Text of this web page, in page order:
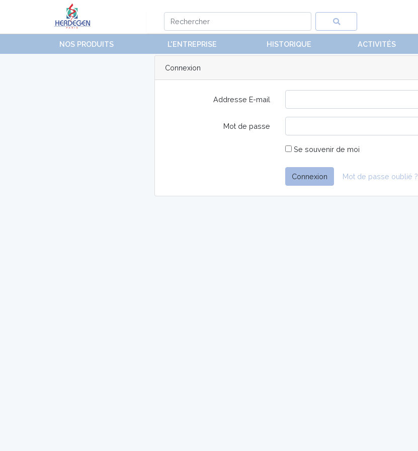
NOS PRODUITS L'ENTREPRISE HISTORIQUE ACTIVITÉS
Connexion
Addresse E-mail
Mot de passe
Se souvenir de moi
Connexion Mot de passe oublié ?